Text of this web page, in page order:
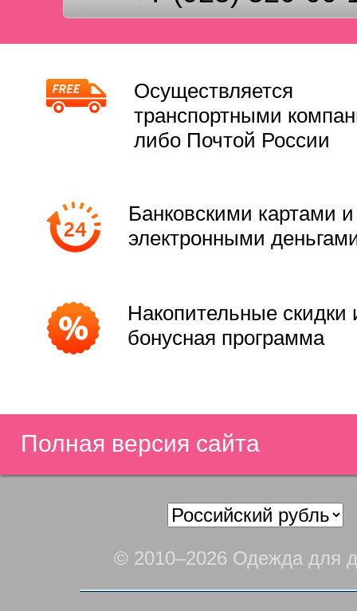
Осуществляется
транспортными
либо Почтой России
Банковскими картами и
электронными
Накопительные скидки
бонусная программа
Полная версия сайта
© 2010–2026 Одежда для